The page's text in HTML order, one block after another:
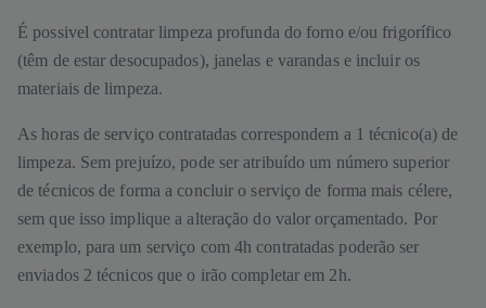
É possivel contratar limpeza profunda do forno e/ou frigorífico
(têm de estar desocupados), janelas e varandas e incluir os
materiais de limpeza.
As horas de serviço contratadas correspondem a 1 técnico(a) de
limpeza. Sem prejuízo, pode ser atribuído um número superior
de técnicos de forma a concluir o serviço de forma mais célere,
sem que isso implique a alteração do valor orçamentado. Por
exemplo, para um serviço com 4h contratadas poderão ser
enviados 2 técnicos que o irão completar em 2h.